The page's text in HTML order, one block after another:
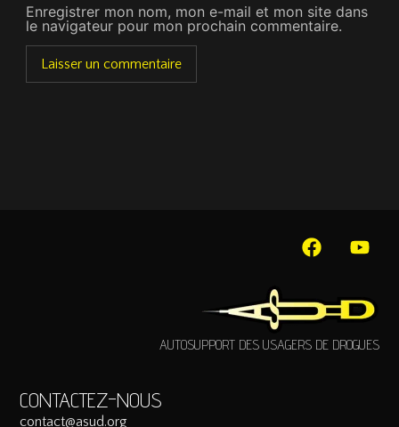
Enregistrer mon nom, mon e-mail et mon site dans
le navigateur pour mon prochain commentaire.
AUTOSUPPORT DES USAGERS DE DROGUES
CONTACTEZ-NOUS
contact@asud.org